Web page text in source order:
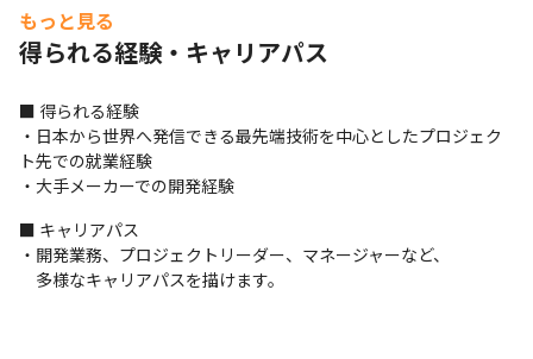
WindowsServer
Cisco
もっと見る
得られる経験・キャリアパス
■ 得られる経験
・日本から世界へ発信できる最先端技術を中心としたプロジェク
ト先での就業経験
・大手メーカーでの開発経験
■ キャリアパス
・開発業務、プロジェクトリーダー、マネージャーなど、
多様なキャリアパスを描けます。